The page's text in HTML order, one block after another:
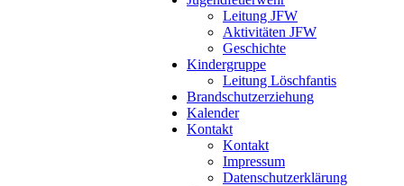
Leitung JFW
Aktivitäten JFW
Geschichte
Kindergruppe
Leitung Löschfantis
Brandschutzerziehung
Kalender
Kontakt
Kontakt
Impressum
Datenschutzerklärung